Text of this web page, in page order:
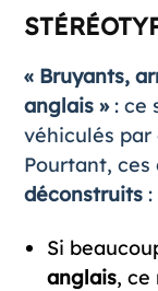
« Bruyants,
anglais »: ce
véhiculés par
Pourtant,
déconstruits:
Si
anglais, ce